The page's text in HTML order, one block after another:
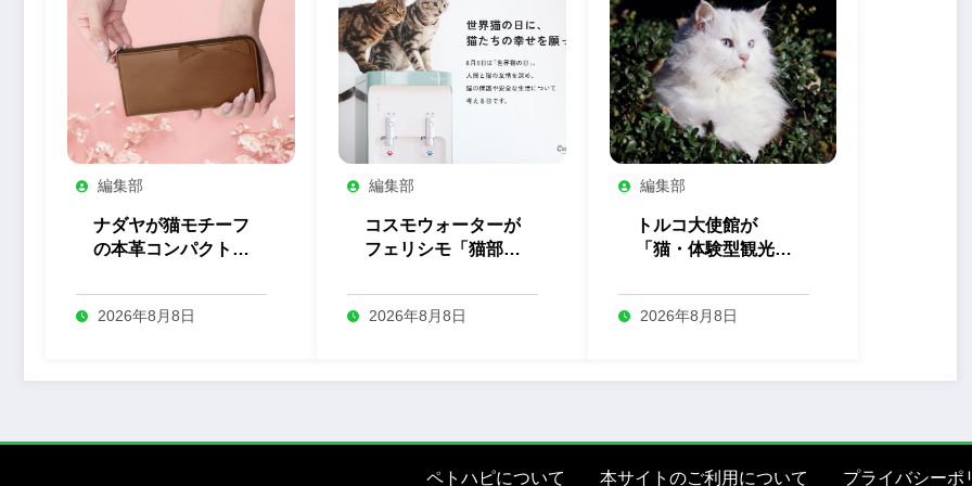
編集部
ナダヤが猫モチーフ
の本革コンパクト長
2026年8月8日
編集部
コスモウォーターが
フェリシモ「猫部」
始
2026年8月8日
編集部
トルコ大使館が
「猫・体験型観光」
表
2026年8月8日
ペトハピについて 本サイトのご利用について プライバシーポ